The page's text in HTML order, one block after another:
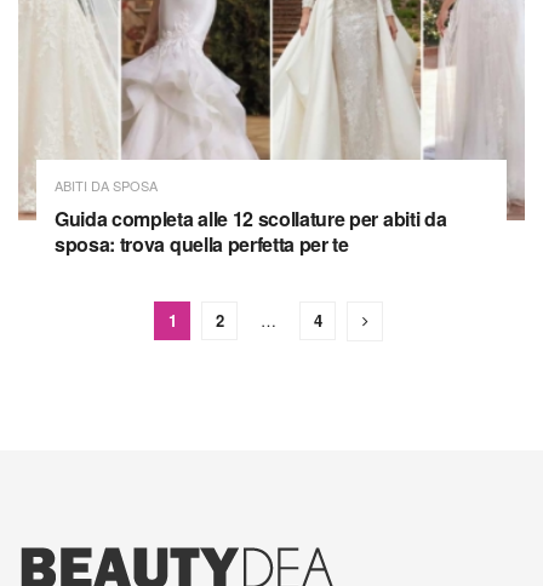
ABITI DA SPOSA
Guida completa alle 12 scollature per abiti da
sposa: trova quella perfetta per te
1 2 … 4